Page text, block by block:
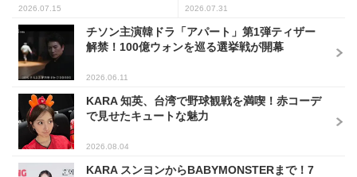
2026.07.15
マ...
2026.07.31
チソン主演韓ドラ「アパート」第1弾ティザー
解禁！100億ウォンを巡る選挙戦が開幕
2026.06.11
KARA 知英、台湾で野球観戦を満喫！赤コーデ
で見せたキュートな魅力
2026.08.04
KARA スンヨンからBABYMONSTERまで！7